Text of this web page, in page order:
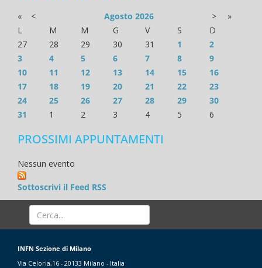
« < Agosto 2026 >
»
L
M M G V S
D
27
28 29 30 31 1
2
3
4 5 6 7 8
9
10
11 12 13 14 15
16
17
18 19 20 21 22
23
24
25 26 27 28 29
30
31
1 2 3 4 5 6
PROSSIMI APPUNTAMENTI
Nessun evento
Sottoscrivi il Feed RSS
INFN Sezione di Milano
Via Celoria,16 - 20133 Milano - Italia